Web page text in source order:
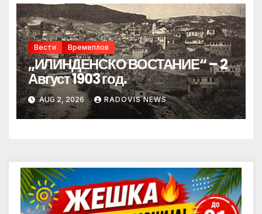
Вести Времеплов
„ИЛИНДЕНСКО ВОСТАНИЕ“ – 2
Август 1903 год.
AUG 2, 2026 RADOVIS NEWS